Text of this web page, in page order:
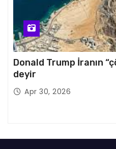
Donald Trump İranın
deyir
Apr 30, 2026